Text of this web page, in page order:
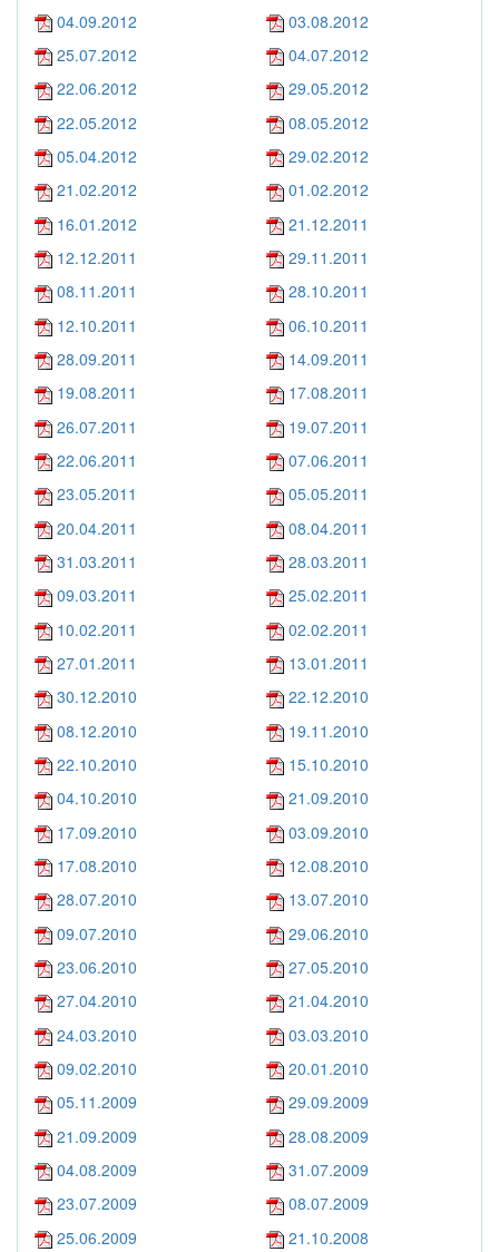
04.09.2012
03.08.2012
25.07.2012
04.07.2012
22.06.2012
29.05.2012
22.05.2012
08.05.2012
05.04.2012
29.02.2012
21.02.2012
01.02.2012
16.01.2012
21.12.2011
12.12.2011
29.11.2011
08.11.2011
28.10.2011
12.10.2011
06.10.2011
28.09.2011
14.09.2011
19.08.2011
17.08.2011
26.07.2011
19.07.2011
22.06.2011
07.06.2011
23.05.2011
05.05.2011
20.04.2011
08.04.2011
31.03.2011
28.03.2011
09.03.2011
25.02.2011
10.02.2011
02.02.2011
27.01.2011
13.01.2011
30.12.2010
22.12.2010
08.12.2010
19.11.2010
22.10.2010
15.10.2010
04.10.2010
21.09.2010
17.09.2010
03.09.2010
17.08.2010
12.08.2010
28.07.2010
13.07.2010
09.07.2010
29.06.2010
23.06.2010
27.05.2010
27.04.2010
21.04.2010
24.03.2010
03.03.2010
09.02.2010
20.01.2010
05.11.2009
29.09.2009
21.09.2009
28.08.2009
04.08.2009
31.07.2009
23.07.2009
08.07.2009
25.06.2009
21.10.2008